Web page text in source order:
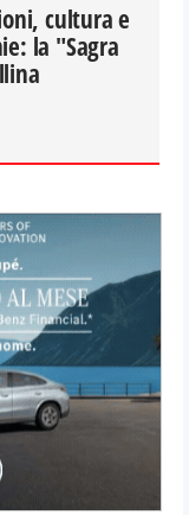
cultura e
la "Sagra